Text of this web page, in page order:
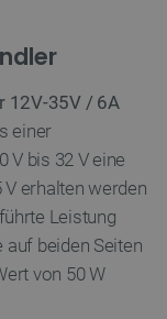
12V-35V / 6A
einer
V bis 32 V eine
erhalten werden
Leistung
auf beiden Seiten
von 50 W
die
kann